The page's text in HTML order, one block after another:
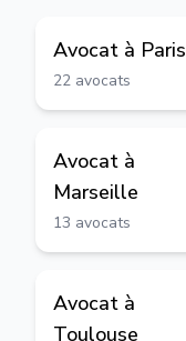
Avocat à Paris
22 avocats
Avocat à
Marseille
13 avocats
Avocat à
Toulouse